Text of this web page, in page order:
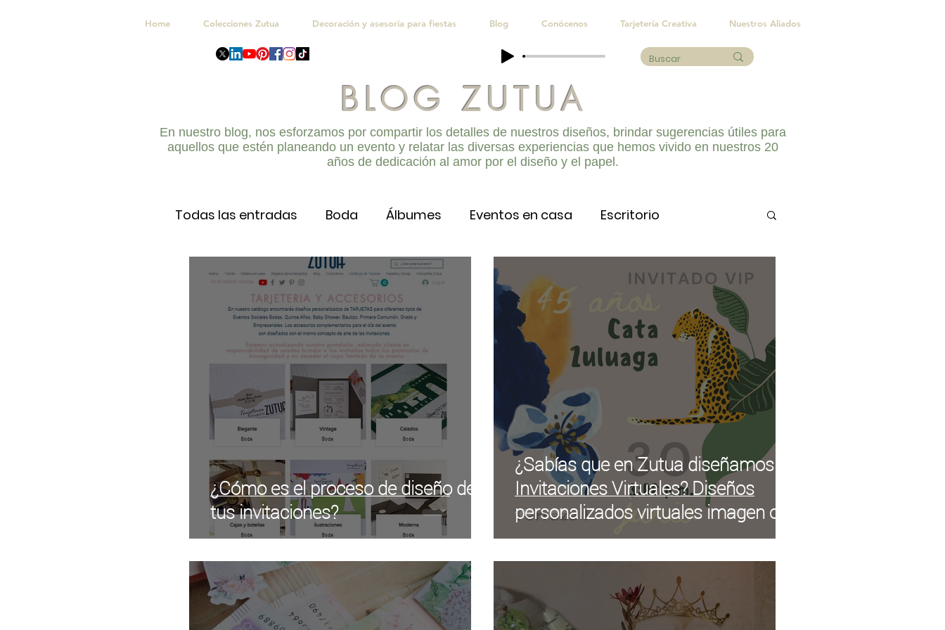
Home Colecciones Zutua Decoración y asesoria para fiestas Blog Conócenos Tarjetería Creativa Nuestros Aliados
BLOG ZUTUA
En nuestro blog, nos esforzamos por compartir los detalles de nuestros diseños, brindar sugerencias útiles para
aquellos que estén planeando un evento y relatar las diversas experiencias que hemos vivido en nuestros 20
años de dedicación al amor por el diseño y el papel.
Todas las entradas Boda Álbumes Eventos en casa Escritorio
Fiestas infantiles Navidad Kits Celebraciones Quince Años
Regalos personalizados Eventos sociales
¿Cómo es el proceso de diseño de
tus invitaciones?
¿Sabías que en Zutua diseñamos
Invitaciones Virtuales? Diseños
personalizados virtuales imagen o
minivideo